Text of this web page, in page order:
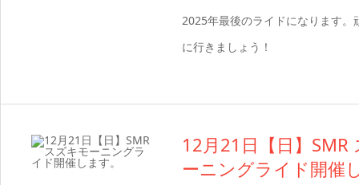
2025年最後のライドになります。
に行きましょう！
12月21日【日】SMR
ーニングライド開催